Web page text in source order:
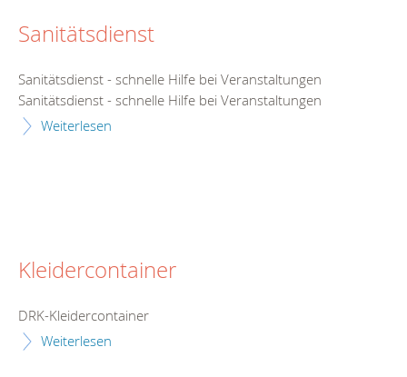
Sanitätsdienst
Sanitätsdienst - schnelle Hilfe bei Veranstaltungen
Sanitätsdienst - schnelle Hilfe bei Veranstaltungen
Weiterlesen
Kleidercontainer
DRK-Kleidercontainer
Weiterlesen